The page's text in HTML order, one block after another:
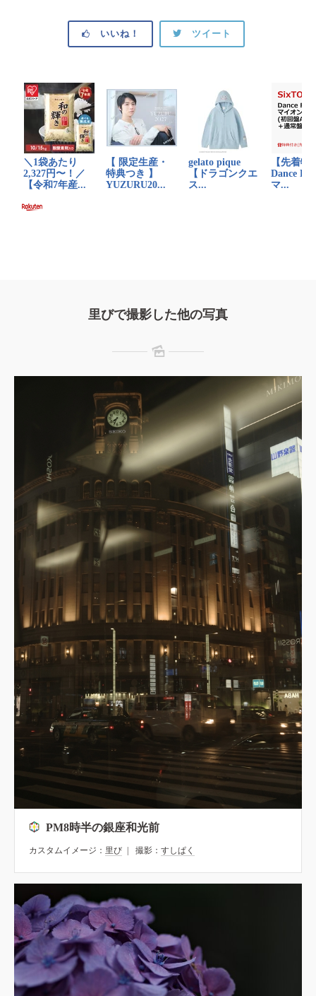
いいね！ ツイート
里びで撮影した他の写真
PM8時半の銀座和光前
カスタムイメージ： 里び 撮影： すしぱく